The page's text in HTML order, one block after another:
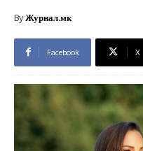
ByЖурнал.мк
Facebook X